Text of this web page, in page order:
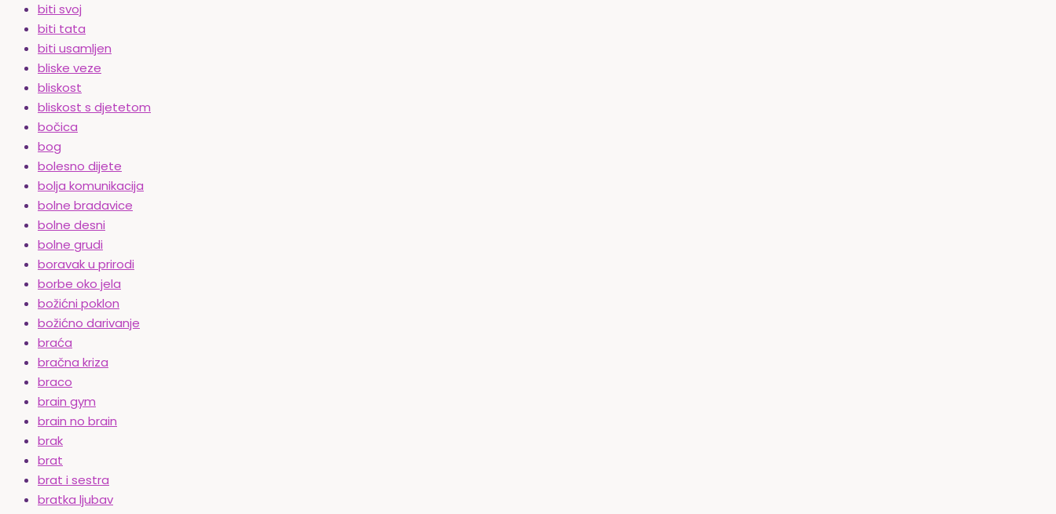
biti svoj
biti tata
biti usamljen
bliske veze
bliskost
bliskost s djetetom
bočica
bog
bolesno dijete
bolja komunikacija
bolne bradavice
bolne desni
bolne grudi
boravak u prirodi
borbe oko jela
božićni poklon
božićno darivanje
braća
bračna kriza
braco
brain gym
brain no brain
brak
brat
brat i sestra
bratka ljubav